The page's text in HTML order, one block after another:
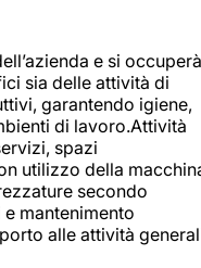
e si occuperà
sia delle attività di
garantendo igiene,
di lavoro.Attività
spazi
utilizzo della
secondo
mantenimento
alle attività